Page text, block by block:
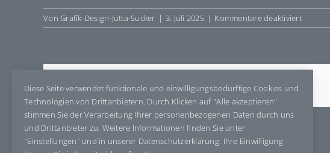
VonGrafik-Design-Jutta-Sucker | 3. Juli 2025 | Kommentare deaktiviertfür
E9001
Share This Story, Choose Your Platform!
Diese Seite verwendet funktionale und einwilligungsbedürftige Cookies und
Technologien von Drittanbietern. Durch Klicken auf "Alle akzeptieren"
stimmen Sie der Verarbeitung Ihrer personenbezogenen Daten durch uns
und Drittanbieter zu. Weitere Informationen finden Sie unter
"Einstellungen" und in unserer Datenschutzerklärung. Ihre Einwilligung